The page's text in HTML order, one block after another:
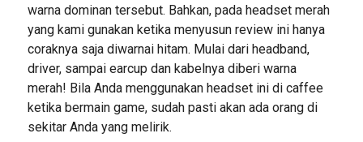
warna dominan tersebut. Bahkan, pada headset merah
yang kami gunakan ketika menyusun review ini hanya
coraknya saja diwarnai hitam. Mulai dari headband,
driver, sampai earcup dan kabelnya diberi warna
merah! Bila Anda menggunakan headset ini di caffee
ketika bermain game, sudah pasti akan ada orang di
sekitar Anda yang melirik.